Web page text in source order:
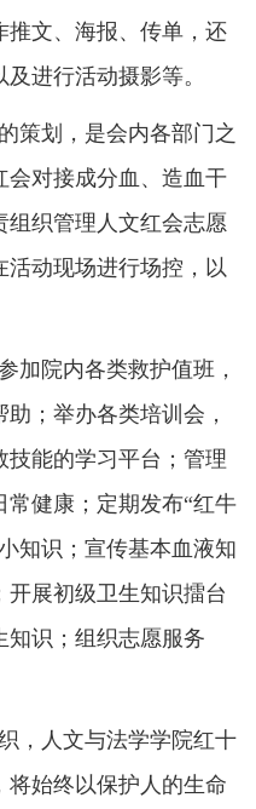
推文、海报、传单，还
进行活动摄影等。
策划，是会内各部门之
会对接成分血、造血干
织管理人文红会志愿
活动现场进行场控，以
加院内各类救护值班，
；举办各类培训会，
能的学习平台；管理
健康；定期发布“红牛
知识；宣传基本血液知
展初级卫生知识擂台
知识；组织志愿服务
，人文与法学学院红十
始终以保护人的生命